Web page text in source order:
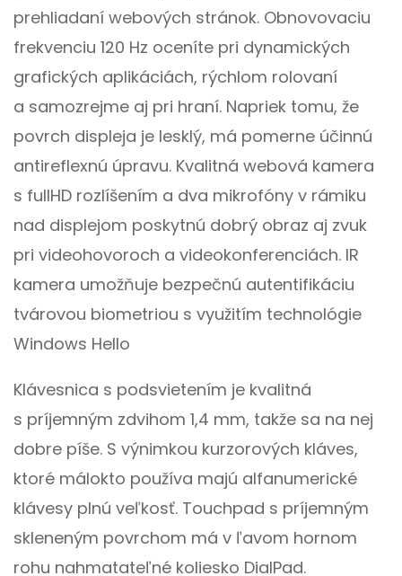
prehliadaní webových stránok. Obnovovaciu
frekvenciu 120 Hz oceníte pri dynamických
grafických aplikáciách, rýchlom rolovaní
a samozrejme aj pri hraní. Napriek tomu, že
povrch displeja je lesklý, má pomerne účinnú
antireflexnú úpravu. Kvalitná webová kamera
s fullHD rozlíšením a dva mikrofóny v rámiku
nad displejom poskytnú dobrý obraz aj zvuk
pri videohovoroch a videokonferenciách. IR
kamera umožňuje bezpečnú autentifikáciu
tvárovou biometriou s využitím technológie
Windows Hello
Klávesnica s podsvietením je kvalitná
s príjemným zdvihom 1,4 mm, takže sa na nej
dobre píše. S výnimkou kurzorových kláves,
ktoré málokto používa majú alfanumerické
klávesy plnú veľkosť. Touchpad s príjemným
skleneným povrchom má v ľavom hornom
rohu nahmatateľné koliesko DialPad.